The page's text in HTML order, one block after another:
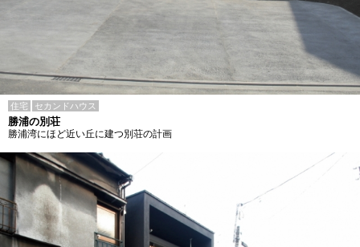
住宅 セカンドハウス
勝浦の別荘
勝浦湾にほど近い丘に建つ別荘の計画